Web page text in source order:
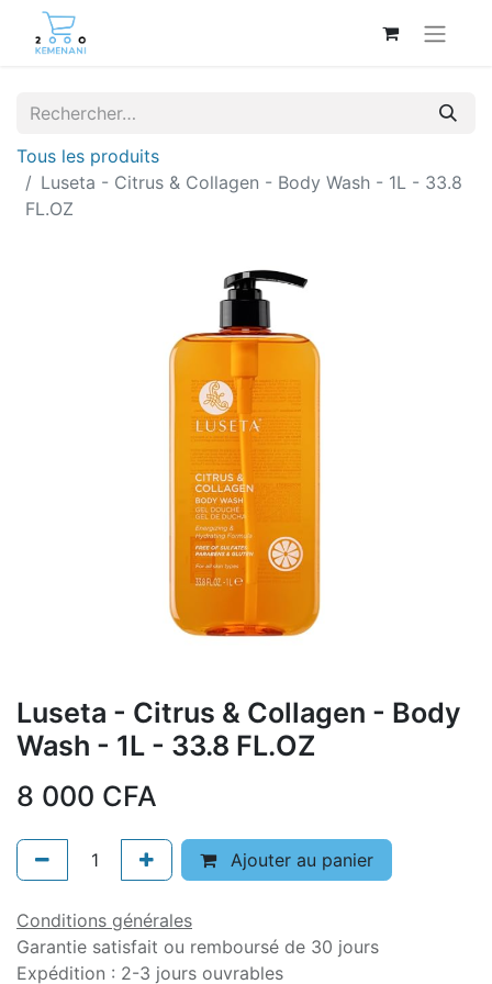
Tous les produits
Luseta - Citrus & Collagen - Body Wash - 1L - 33.8
FL.OZ
Luseta - Citrus & Collagen - Body
Wash - 1L - 33.8 FL.OZ
8 000 CFA
Ajouter au panier
Conditions générales
Garantie satisfait ou remboursé de 30 jours
Expédition : 2-3 jours ouvrables